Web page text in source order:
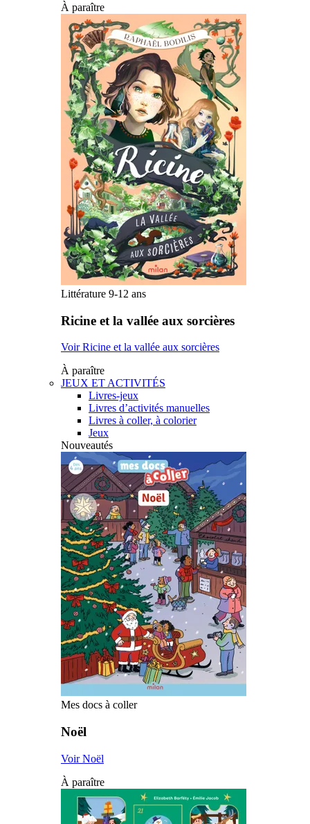
À paraître
Littérature 9-12 ans
Ricine et la vallée aux sorcières
Voir Ricine et la vallée aux sorcières
À paraître
JEUX ET ACTIVITÉS
Livres-jeux
Livres d’activités manuelles
Livres à coller, à colorier
Jeux
Nouveautés
Mes docs à coller
Noël
Voir Noël
À paraître